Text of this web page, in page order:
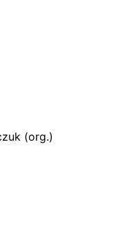
(org.)